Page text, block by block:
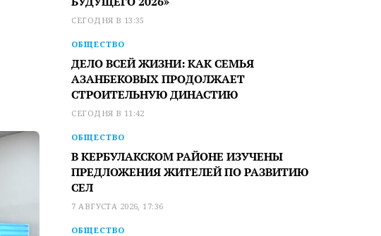
СЕГОДНЯ В 13:35
ОБЩЕСТВО
ДЕЛО ВСЕЙ ЖИЗНИ: КАК СЕМЬЯ
АЗАНБЕКОВЫХ ПРОДОЛЖАЕТ
СТРОИТЕЛЬНУЮ ДИНАСТИЮ
СЕГОДНЯ В 11:42
ОБЩЕСТВО
В КЕРБУЛАКСКОМ РАЙОНЕ ИЗУЧЕНЫ
ПРЕДЛОЖЕНИЯ ЖИТЕЛЕЙ ПО РАЗВИТИЮ
СЕЛ
7 АВГУСТА 2026, 17:36
ОБЩЕСТВО